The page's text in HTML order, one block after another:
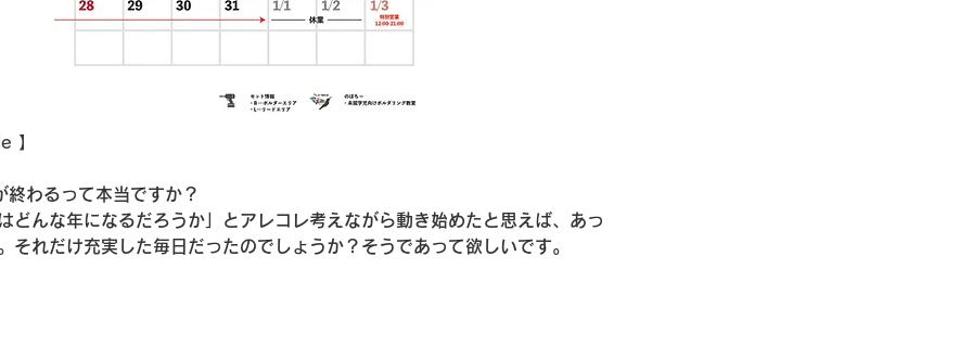
】
終わるって本当ですか？
どんな年になるだろうか」とアレコレ考えながら動き始めたと思えば、あっ
それだけ充実した毎日だったのでしょうか？そうであって欲しいです。